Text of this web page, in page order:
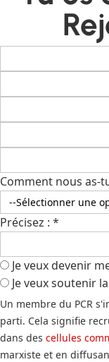
Comment nous as-
Précisez : *
Je veux devenir
Je veux soutenir
Un membre du PCR
parti. Cela signifie
dans des cellules
marxiste et en